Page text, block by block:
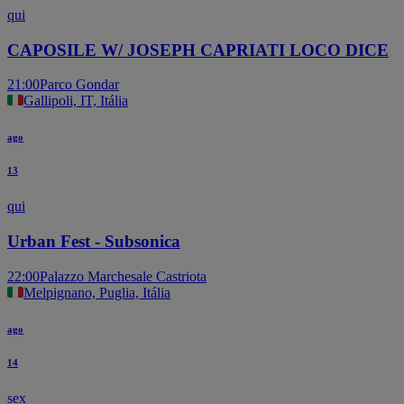
qui
CAPOSILE W/ JOSEPH CAPRIATI LOCO DICE
21:00Parco Gondar
Gallipoli, IT, Itália
ago
13
qui
Urban Fest - Subsonica
22:00Palazzo Marchesale Castriota
Melpignano, Puglia, Itália
ago
14
sex